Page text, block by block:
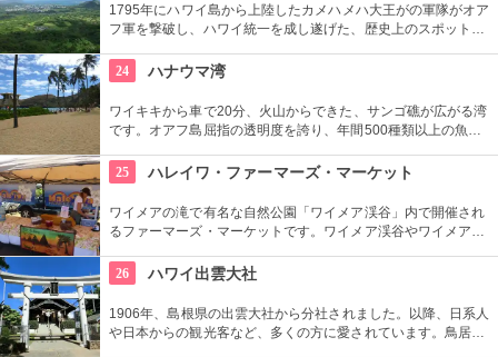
1795年にハワイ島から上陸したカメハメハ大王がの軍隊がオア
フ軍を撃破し、ハワイ統一を成し遂げた、歴史上のスポットで
から広がる絶景は感動モノ。海から吹く風は強烈です。
24 ハナウマ湾
ワイキキから車で20分、火山からできた、サンゴ礁が広がる湾
です。オアフ島屈指の透明度を誇り、年間500種類以上の魚が
で年間100万人以上の観光客が訪れます。
25 ハレイワ・ファーマーズ・マーケット
ワイメアの滝で有名な自然公園「ワイメア渓谷」内で開催され
るファーマーズ・マーケットです。ワイメア渓谷やワイメアの
していますので、おやつはもちろん、ディナーを楽しむのもア
リですね。
26 ハワイ出雲大社
1906年、島根県の出雲大社から分社されました。以降、日系人
や日本からの観光客など、多くの方に愛されています。鳥居や